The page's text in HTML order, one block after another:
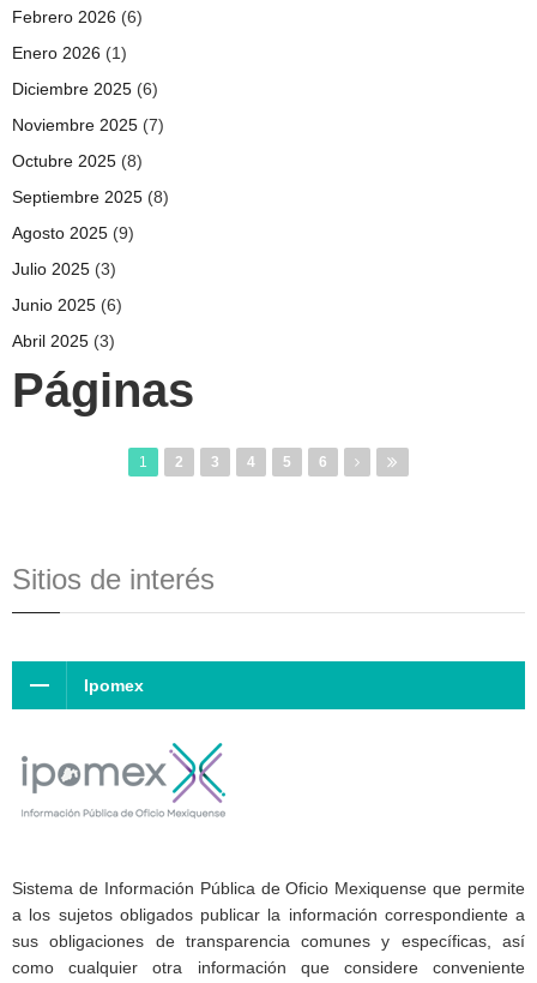
Febrero 2026 (6)
Enero 2026 (1)
Diciembre 2025 (6)
Noviembre 2025 (7)
Octubre 2025 (8)
Septiembre 2025 (8)
Agosto 2025 (9)
Julio 2025 (3)
Junio 2025 (6)
Abril 2025 (3)
Páginas
1 2 3 4 5 6
Sitios de interés
Ipomex
Sistema de Información Pública de Oficio Mexiquense que permite
a los sujetos obligados publicar la información correspondiente a
sus obligaciones de transparencia comunes y específicas, así
como cualquier otra información que considere conveniente